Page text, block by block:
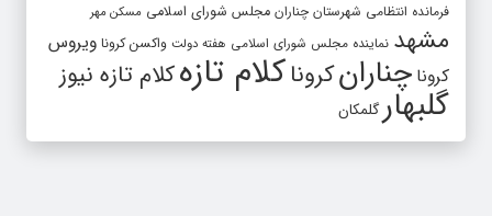
فرمانده انتظامی شهرستان چناران مجلس شورای اسلامی مسکن مهر
مشهد نماینده مجلس شورای اسلامی هفته دولت واکسن کرونا ویروس
کرونا چنارانکروناکلام تازهکلام تازه نیوز
گلبهارگلمکان